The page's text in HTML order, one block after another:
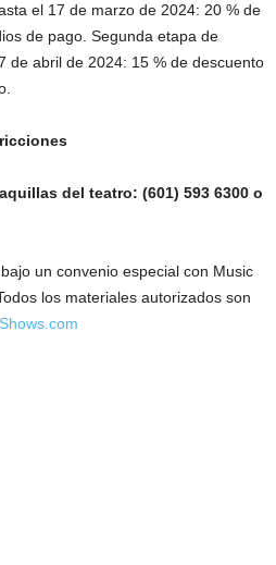
el 17 de marzo de 2024: 20 % de
de pago. Segunda etapa de
de abril de 2024: 15 % de descuento
del teatro: (601) 593 6300 o
un convenio especial con Music
los materiales autorizados son